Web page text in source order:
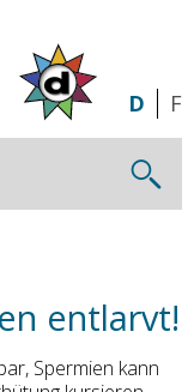
D F
entlarvt!
Spermien kann